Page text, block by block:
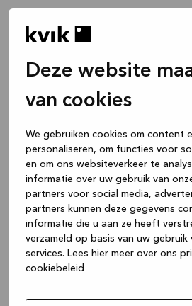
Deze website
van cookies
We gebruiken cookies om content
personaliseren, om functies voor
en om ons websiteverkeer te
informatie over uw gebruik van
partners voor social media,
partners kunnen deze gegevens
informatie die u aan ze heeft
verzameld op basis van uw gebruik
services. Lees hier meer over ons
cookiebeleid